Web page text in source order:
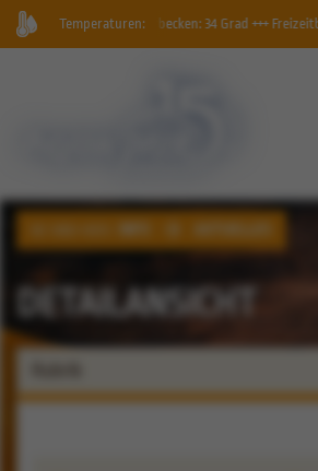
Temperaturen:
Geysirbecken: 34 Grad +++ Freizeitbecken: 31 Grad
DETAILANSICHT